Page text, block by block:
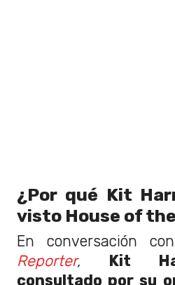
¿Por qué Kit
visto House of
En conversación
Reporter, Kit
consultado por su